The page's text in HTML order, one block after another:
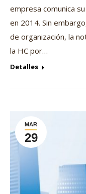
empresa comunica
en 2014. Sin
de organización, la
la HC por…
Detalles
MAR
29